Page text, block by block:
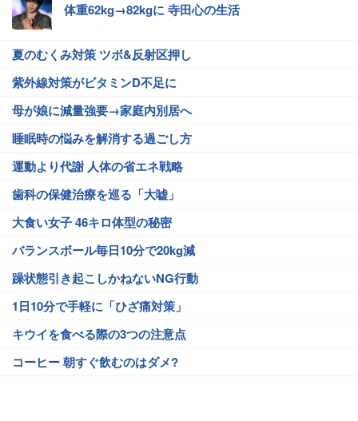
体重62kg→82kgに 寺田心の生活
夏のむくみ対策 ツボ&反射区押し
紫外線対策がビタミンD不足に
母が娘に減量強要→家庭内別居へ
睡眠時の悩みを解消する過ごし方
運動より代謝 人体の省エネ戦略
歯科の保健治療を巡る「大嘘」
大食い女子 46キロ体型の秘密
バランスボール毎日10分で20kg減
躁状態引き起こしかねないNG行動
1日10分で手軽に「ひざ痛対策」
キウイを食べる際の3つの注意点
コーヒー 朝すぐ飲むのはダメ?